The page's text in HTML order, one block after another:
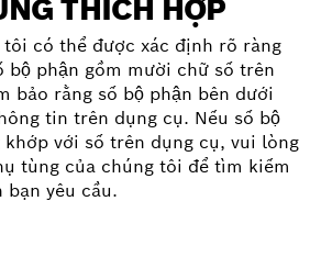
THÍCH HỢP
tôi có thể được xác định rõ ràng
bộ phận gồm mười chữ số trên
bảo rằng số bộ phận bên dưới
tin trên dụng cụ. Nếu số bộ
với số trên dụng cụ, vui lòng
tùng của chúng tôi để tìm kiếm
yêu cầu.